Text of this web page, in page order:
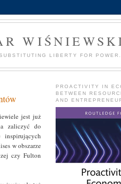
LIBERTY FOR POWER.
jest już
zaliczyć do
w obszarze
czy Fulton
PROACTIVITY IN
BETWEEN
AND